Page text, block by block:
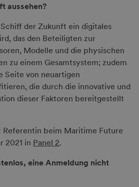
aussehen?
der Zukunft ein digitales
das den Beteiligten zur
Modelle und die physischen
zu einem Gesamtsystem; zudem
Seite von neuartigen
die durch die innovative und
dieser Faktoren bereitgestellt
Referentin beim Maritime Future
2021 in Panel 2.
eine Anmeldung nicht